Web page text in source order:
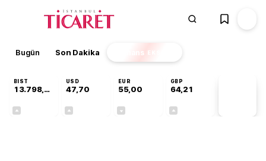
Bugün Son Dakika Finans EKSTRA
BIST
13.798,82
USD
47,70
EUR
55,00
GBP
64,21